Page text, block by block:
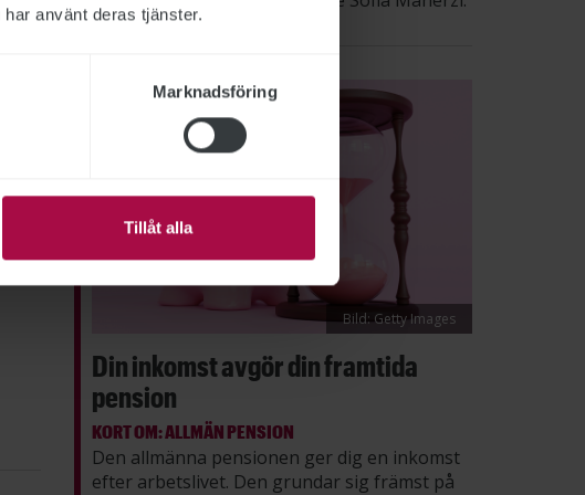
använt deras tjänster.
Marknadsföring
Tillåt alla
Bild: Getty Images
Din inkomst avgör din framtida
pension
KORT OM: ALLMÄN PENSION
Den allmänna pensionen ger dig en inkomst
efter arbetslivet. Den grundar sig främst på